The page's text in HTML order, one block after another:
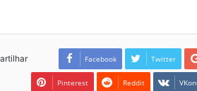
Facebook Twitter
Pinterest Reddit